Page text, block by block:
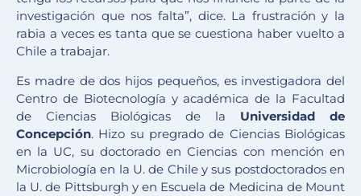
investigación que nos falta”, dice. La frustración y la
rabia a veces es tanta que se cuestiona haber vuelto a
Chile a trabajar.
Es madre de dos hijos pequeños, es investigadora del
Centro de Biotecnología y académica de la Facultad
de Ciencias Biológicas de la Universidad de
Concepción. Hizo su pregrado de Ciencias Biológicas
en la UC, su doctorado en Ciencias con mención en
Microbiología en la U. de Chile y sus postdoctorados en
la U. de Pittsburgh y en Escuela de Medicina de Mount